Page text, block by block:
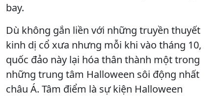
bay.
Dù không gắn liền với những truyền thuyết
kinh dị cổ xưa nhưng mỗi khi vào tháng 10,
quốc đảo này lại hóa thân thành một trong
những trung tâm Halloween sôi động nhất
châu Á. Tâm điểm là sự kiện Halloween